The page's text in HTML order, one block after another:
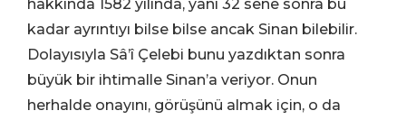
hakkında 1582 yılında, yani 32 sene sonra bu
kadar ayrıntıyı bilse bilse ancak Sinan bilebilir.
Dolayısıyla Sâ’î Çelebi bunu yazdıktan sonra
büyük bir ihtimalle Sinan’a veriyor. Onun
herhalde onayını, görüşünü almak için, o da